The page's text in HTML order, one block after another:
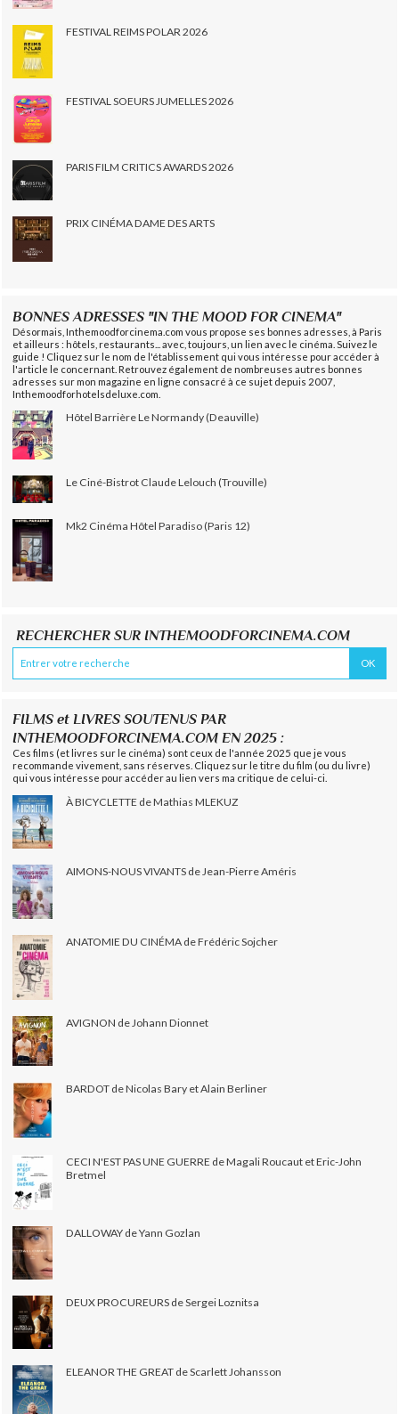
FESTIVAL REIMS POLAR 2026
FESTIVAL SOEURS JUMELLES 2026
PARIS FILM CRITICS AWARDS 2026
PRIX CINÉMA DAME DES ARTS
BONNES ADRESSES "IN THE MOOD FOR CINEMA"
Désormais, Inthemoodforcinema.com vous propose ses bonnes adresses, à Paris
et ailleurs : hôtels, restaurants... avec, toujours, un lien avec le cinéma. Suivez le
guide ! Cliquez sur le nom de l'établissement qui vous intéresse pour accéder à
l'article le concernant. Retrouvez également de nombreuses autres bonnes
adresses sur mon magazine en ligne consacré à ce sujet depuis 2007,
Inthemoodforhotelsdeluxe.com.
Hôtel Barrière Le Normandy (Deauville)
Le Ciné-Bistrot Claude Lelouch (Trouville)
Mk2 Cinéma Hôtel Paradiso (Paris 12)
RECHERCHER SUR INTHEMOODFORCINEMA.COM
FILMS et LIVRES SOUTENUS PAR
INTHEMOODFORCINEMA.COM EN 2025 :
Ces films (et livres sur le cinéma) sont ceux de l'année 2025 que je vous
recommande vivement, sans réserves. Cliquez sur le titre du film (ou du livre)
qui vous intéresse pour accéder au lien vers ma critique de celui-ci.
À BICYCLETTE de Mathias MLEKUZ
AIMONS-NOUS VIVANTS de Jean-Pierre Améris
ANATOMIE DU CINÉMA de Frédéric Sojcher
AVIGNON de Johann Dionnet
BARDOT de Nicolas Bary et Alain Berliner
CECI N'EST PAS UNE GUERRE de Magali Roucaut et Eric-John
Bretmel
DALLOWAY de Yann Gozlan
DEUX PROCUREURS de Sergei Loznitsa
ELEANOR THE GREAT de Scarlett Johansson